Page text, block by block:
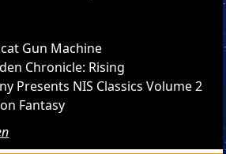
Gun Machine
Chronicle: Rising
Presents NIS Classics Volume 2
Fantasy